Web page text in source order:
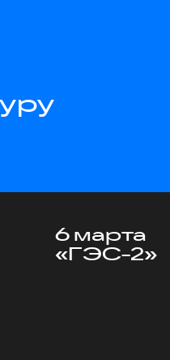
6 марта
«ГЭС-2»